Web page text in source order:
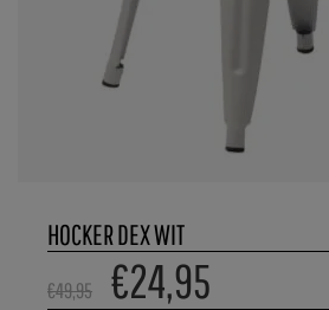
HOCKER DEX WIT
€49,95 €24,95